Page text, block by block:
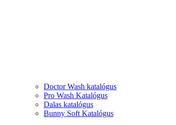
Doctor Wash katalógus
Pro Wash Katalógus
Dalas katalógus
Bunny Soft Katalógus